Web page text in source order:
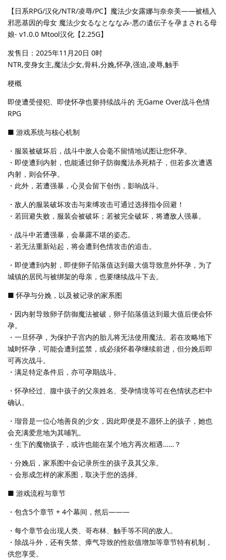
【日系RPG/汉化/NTR/凌辱/PC】魔法少女露娜与奈奈美——被植入
邪恶基因的母女 魔法少女るなとななみ-悪の遺伝子を孕まされる母
娘- v1.0.0 Mtool汉化【2.25G】
发售日：2025年11月20日 0时
NTR,变身女主,魔法少女,骨科,分娩,怀孕,强迫,凌辱,触手
梗概
即使遭受侵犯、即使怀孕也要持续战斗的 无Game Over战斗色情
RPG
■ 游戏系统与核心机制
・服装被破坏后，战斗中敌人会毫不留情地试图让您怀孕。
・即使遭到内射，也能通过卵子防御魔法杀死精子，但若多次遭遇
内射，则会怀孕。
・此外，若遭强暴，心灵会留下创伤，影响战斗。
・敌人的服装破坏攻击与束缚攻击可通过选择指令回避！
・若回避失败，服装会被破坏；若被完全破坏，将遭敌人强暴。
・战斗中若遭强暴，会暴露不堪的姿态。
・若无法重新站起，将会遭到色情攻击的追击。
・即使遭到内射，即使卵子陷落值达到最大值导致意外怀孕，为了
城镇的居民与被绑架的母亲，也要继续战斗下去。
■ 怀孕与分娩，以及被记录的家系图
・因内射导致卵子防御魔法被破，卵子陷落值达到最大值后便会怀
孕。
・一旦怀孕，为保护子宫内的胎儿将无法使用魔法。若在攻略地下
城时怀孕，可能会遭到监禁，或必须怀着孕继续前进，但分娩后即
可再次战斗。
・满足特定条件后，亦可孕期战斗。
・怀孕经过、腹中孩子的父亲姓名、受孕情境等可在色情状态栏中
确认。
・瑠音是一位心地善良的少女，因此即便是不愿怀上的孩子，她也
会充满爱意地为其哺乳。
・生下的魔物孩子，或许也能在某个地方再次相遇……？
・分娩后，家系图中会记录所生的孩子及其父亲。
・会形成怎样的家系图，取决于您的选择。
■ 游戏流程与章节
・包含5个章节 + 4个幕间，然后―――
・每个章节会出现人类、哥布林、触手等不同的敌人。
・除战斗外，还有失禁、瘴气导致的性欲值增加等章节特有机制，
供您享受。